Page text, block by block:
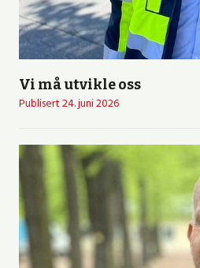
Vi må utvikle oss
Publisert24. juni 2026